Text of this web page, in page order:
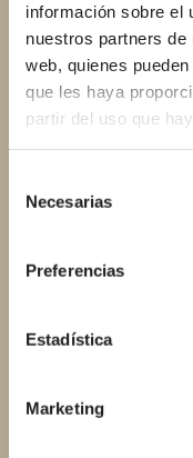
información sobre el
nuestros partners
web, quienes
que les haya
partir del uso que
Necesarias
Preferencias
Estadística
Marketing
Los dos son
termostático
temperatura
ducharnos, sin
Esto trae
instalar la
Instalar la